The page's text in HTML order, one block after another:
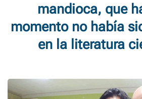
mandioca, que
momento no había
en la literatura